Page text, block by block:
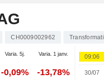
CH0009002962
Varia. 5j. Varia. 1 janv.
-0,09% -13,78%
09:06
30/07